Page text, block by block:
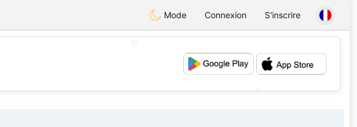
Mode Connexion S'inscrire